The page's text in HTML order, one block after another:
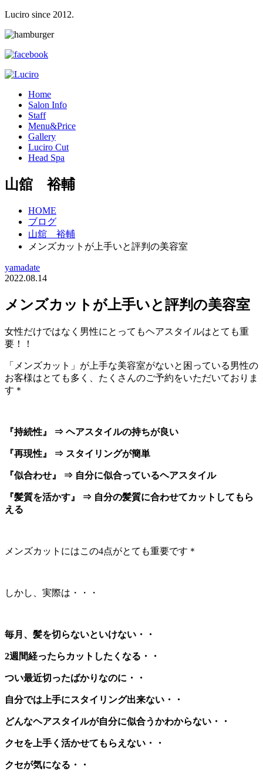
Luciro since 2012.
Home
Salon Info
Staff
Menu&Price
Gallery
Luciro Cut
Head Spa
山舘 裕輔
HOME
ブログ
山舘 裕輔
メンズカットが上手いと評判の美容室
yamadate
2022.08.14
メンズカットが上手いと評判の美容室
女性だけではなく男性にとってもヘアスタイルはとても重
要！！
「メンズカット」が上手な美容室がないと困っている男性の
お客様はとても多く、たくさんのご予約をいただいておりま
す＊
『持続性』 ⇒ ヘアスタイルの持ちが良い
『再現性』 ⇒ スタイリングが簡単
『似合わせ』 ⇒ 自分に似合っているヘアスタイル
『髪質を活かす』 ⇒ 自分の髪質に合わせてカットしてもら
える
メンズカットにはこの4点がとても重要です＊
しかし、実際は・・・
毎月、髪を切らないといけない・・
2週間経ったらカットしたくなる・・
つい最近切ったばかりなのに・・
自分では上手にスタイリング出来ない・・
どんなヘアスタイルが自分に似合うかわからない・・
クセを上手く活かせてもらえない・・
クセが気になる・・